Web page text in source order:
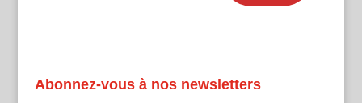
Abonnez-vous à nos newsletters